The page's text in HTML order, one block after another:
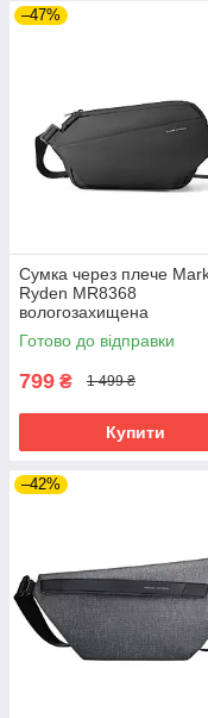
–47%
Сумка через плече
Ryden MR8368
вологозахищена
багатосекційна з
органайзером (Чорний)
Готово до відправки
799 ₴ 1 499 ₴
Купити
–42%